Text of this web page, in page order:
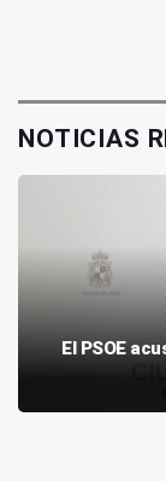
NOTICIAS
El PSOE